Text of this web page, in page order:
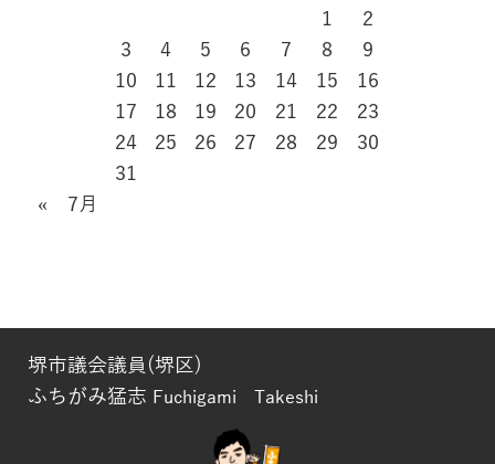
1
2
3
4 5 6 7 8
9
10
11 12 13 14 15
16
17
18 19 20 21 22
23
24
25 26 27 28 29
30
31
« 7月
堺市議会議員(堺区)
ふちがみ猛志 Fuchigami Takeshi